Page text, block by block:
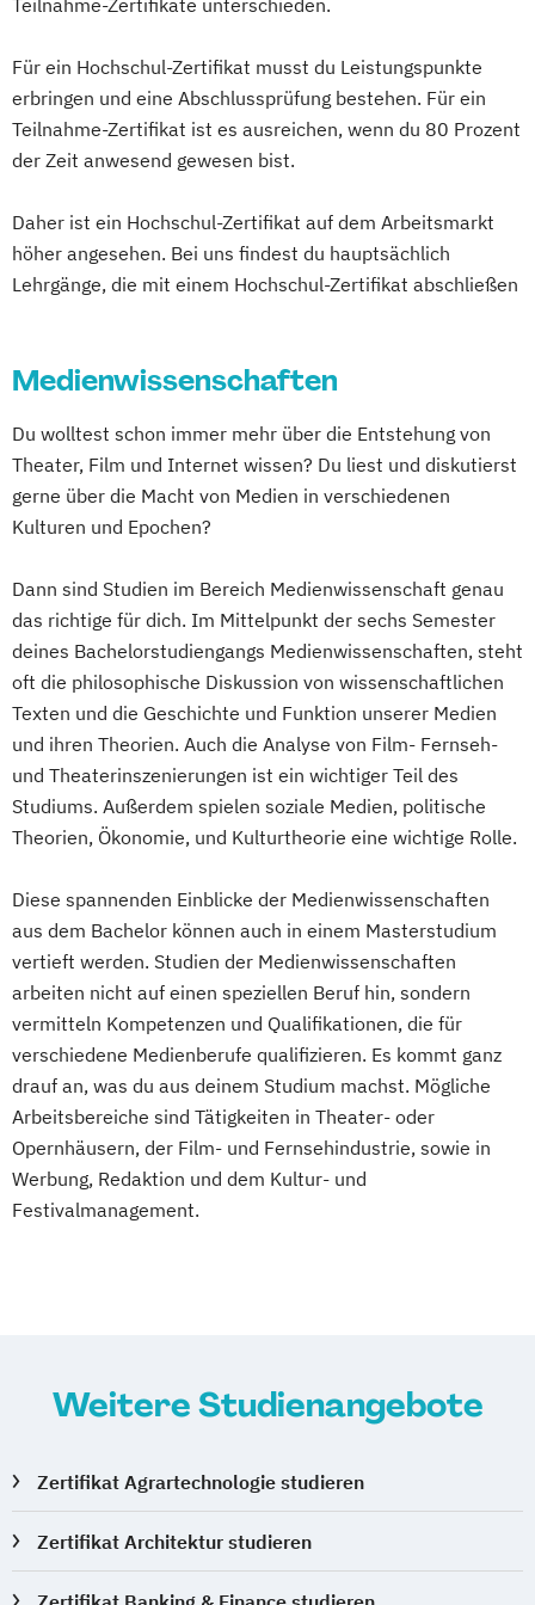
Online-Marketing & Marketingmanagement
(dual)
Personalmanagement
Prävention
Sporttherapie und
Gesundheitsmanagement
Sportmarketing Sportvermarktung
Sportökonom (FH) Tourism Consulting
Tourismus Management
Tourismusökonom (FH)
Veranstaltungsökonom (FH)
Werbe- und Medienpsychologie
Wirtschaftspsychologie
digitalen Bauprojekten
Bauprozessmanagement
Baustellenmanagement
Menschen mit Demenz
Bewegungsentwicklung
Bildungsmanagement Bildwissenschaft
Brandschutz Building Innovation
Business Improvisation und Kreativität
Business Planning for Health Professionals
Chiropraktik
Chorleiten - in Theorie und Praxis
Circular and Return Migration Management
Clinical and Community Health Nursing
Content- und Community-Management
Controlling in Bauunternehmen und
Bauprojekten
Corporate Law / M&A |
Rechtsakademie
Counter-Terrorism
CVE and Intelligence
Crossmediale Ausstellungsentwicklung
Cultural Property Protection and Disaster
Response
Darmgesundheit Data Economy Law
Datenmanagement – Data Steward
Demenzstudien
Design Thinking und Transdisziplinarität
Design digitaler Lern- und Bildungsräume
Digitale Transformation in Wirtschaft und
Verwaltung
Digitales Sammlungswesen
EU Regulatory Affairs
Für ein Hochschul-Zertifikat musst du Leistungspunkte
erbringen und eine Abschlussprüfung bestehen. Für ein
Teilnahme-Zertifikat ist es ausreichen, wenn du 80 Prozent
der Zeit anwesend gewesen bist.
Daher ist ein Hochschul-Zertifikat auf dem Arbeitsmarkt
höher angesehen. Bei uns findest du hauptsächlich
Lehrgänge, die mit einem Hochschul-Zertifikat abschließen
Medienwissenschaften
Du wolltest schon immer mehr über die Entstehung von
Theater, Film und Internet wissen? Du liest und diskutierst
gerne über die Macht von Medien in verschiedenen
Kulturen und Epochen?
Dann sind Studien im Bereich Medienwissenschaft genau
das richtige für dich. Im Mittelpunkt der sechs Semester
deines Bachelorstudiengangs Medienwissenschaften, steht
oft die philosophische Diskussion von wissenschaftlichen
Texten und die Geschichte und Funktion unserer Medien
und ihren Theorien. Auch die Analyse von Film- Fernseh-
und Theaterinszenierungen ist ein wichtiger Teil des
Studiums. Außerdem spielen soziale Medien, politische
Theorien, Ökonomie, und Kulturtheorie eine wichtige Rolle.
Diese spannenden Einblicke der Medienwissenschaften
aus dem Bachelor können auch in einem Masterstudium
vertieft werden. Studien der Medienwissenschaften
arbeiten nicht auf einen speziellen Beruf hin, sondern
vermitteln Kompetenzen und Qualifikationen, die für
verschiedene Medienberufe qualifizieren. Es kommt ganz
drauf an, was du aus deinem Studium machst. Mögliche
Arbeitsbereiche sind Tätigkeiten in Theater- oder
Opernhäusern, der Film- und Fernsehindustrie, sowie in
Werbung, Redaktion und dem Kultur- und
Festivalmanagement.
Weitere Studienangebote
Zertifikat Agrartechnologie studieren
Zertifikat Architektur studieren